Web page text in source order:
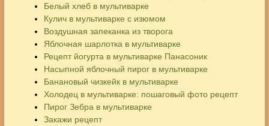
Белый хлеб в мультиварке
Кулич в мультиварке с изюмом
Воздушная запеканка из творога
Яблочная шарлотка в мультиварке
Рецепт йогурта в мультиварке Панасоник
Насыпной яблочный пирог в мультиварке
Банановый чизкейк в мультиварке
Холодец в мультиварке: пошаговый фото рецепт
Пирог Зебра в мультиварке
Закажи рецепт